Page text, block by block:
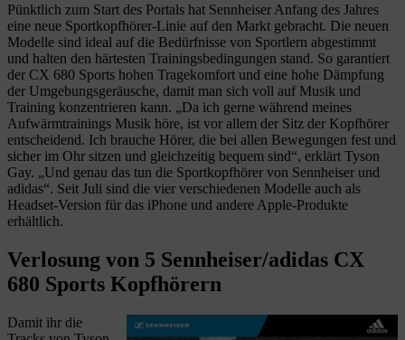
Pünktlich zum Start des Portals hat Sennheiser Anfang des Jahres
eine neue Sportkopfhörer-Linie auf den Markt gebracht. Die neuen
Modelle sind ideal auf die Bedürfnisse von Sportlern abgestimmt
und halten den härtesten Trainingsbedingungen stand. So garantiert
der CX 680 Sports hohen Tragekomfort und eine hohe Dämpfung
der Umgebungsgeräusche, damit man sich voll auf Musik und
Training konzentrieren kann. „Da ich gerne während meines
Aufwärmtrainings Musik höre, ist vor allem der Sitz der Kopfhörer
entscheidend. Ich brauche Hörer, die bei allen Bewegungen fest und
sicher im Ohr sitzen und gleichzeitig bequem sind“, erklärt Tyson
Gay. „Und genau das tun die Sportkopfhörer von Sennheiser und
adidas“. Seit Juli sind die vier verschiedenen Modelle auch als
Headset-Version für das iPhone und andere Apple-Produkte
erhältlich.
Verlosung von 5 Sennheiser/adidas CX
680 Sports Kopfhörern
Damit ihr die